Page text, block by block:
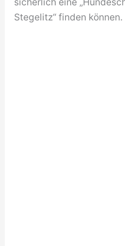
Stegelitz“ finden können.